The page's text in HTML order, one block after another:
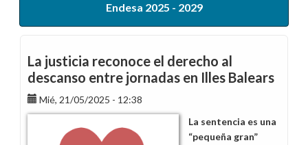
Endesa 2025 - 2029
La justicia reconoce el derecho al
descanso entre jornadas en Illes Balears
Mié, 21/05/2025 - 12:38
La sentencia es una
“pequeña gran”